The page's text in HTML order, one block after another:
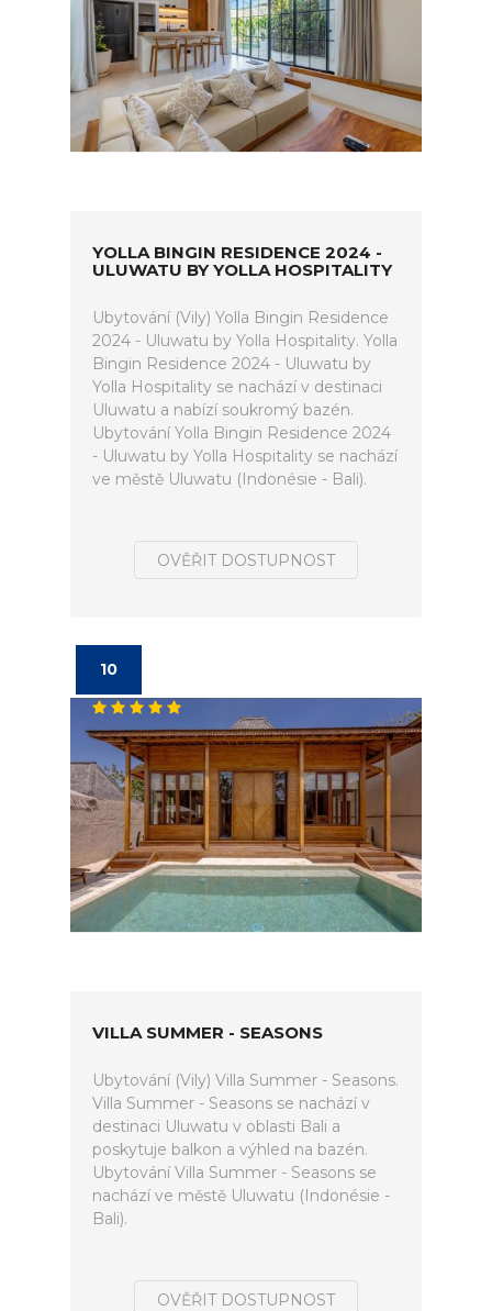
YOLLA BINGIN RESIDENCE 2024 -
ULUWATU BY YOLLA HOSPITALITY
Ubytování (Vily) Yolla Bingin Residence
2024 - Uluwatu by Yolla Hospitality. Yolla
Bingin Residence 2024 - Uluwatu by
Yolla Hospitality se nachází v destinaci
Uluwatu a nabízí soukromý bazén.
Ubytování Yolla Bingin Residence 2024
- Uluwatu by Yolla Hospitality se nachází
ve městě Uluwatu (Indonésie - Bali).
OVĚŘIT DOSTUPNOST
10
VILLA SUMMER - SEASONS
Ubytování (Vily) Villa Summer - Seasons.
Villa Summer - Seasons se nachází v
destinaci Uluwatu v oblasti Bali a
poskytuje balkon a výhled na bazén.
Ubytování Villa Summer - Seasons se
nachází ve městě Uluwatu (Indonésie -
Bali).
OVĚŘIT DOSTUPNOST